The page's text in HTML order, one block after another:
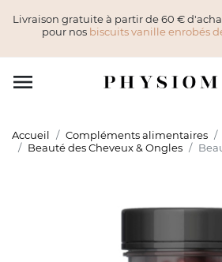
Livraison gratuite à partir de 60 €
pour nos biscuits vanille enrobés

Accueil Compléments alimentaires
Beauté des Cheveux & Ongles